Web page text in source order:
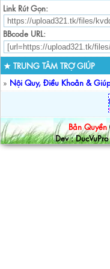
Link Rút Gọn:
BBcode URL:
★ TRUNG TÂM TRỢ GIÚP
» Nội Quy, Điều Khoản &
Bản Quyền
Dev :